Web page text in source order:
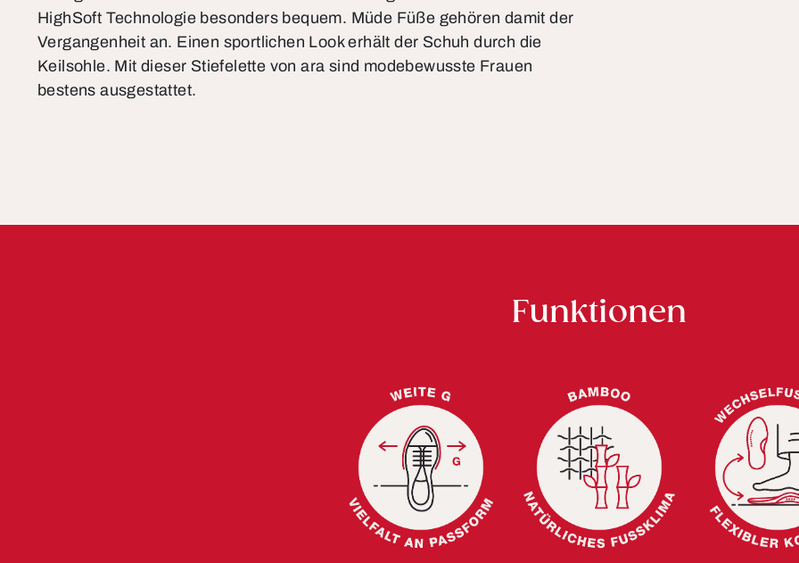
HighSoft Technologie besonders bequem. Müde Füße gehören damit der
Vergangenheit an. Einen sportlichen Look erhält der Schuh durch die
Keilsohle. Mit dieser Stiefelette von ara sind modebewusste Frauen
bestens ausgestattet.
Funktionen